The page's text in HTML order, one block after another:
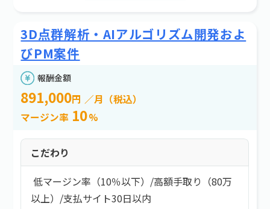
3D点群解析・AIアルゴリズム開発およ
びPM案件
報酬金額
891,000円 ／月（税込）
マージン率 10%
こだわり
低マージン率（10％以下） /高額手取り（80万
以上） /支払サイト30日以内